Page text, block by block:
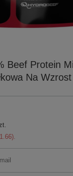
Beef Protein
Na
).